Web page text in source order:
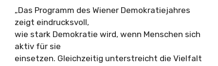
„Das Programm des Wiener Demokratiejahres
zeigt eindrucksvoll,
wie stark Demokratie wird, wenn Menschen sich
aktiv für sie
einsetzen. Gleichzeitig unterstreicht die Vielfalt